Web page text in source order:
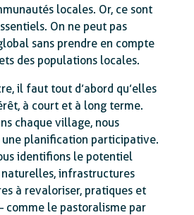
locales. Or, ce sont
On ne peut pas
sans prendre en compte
des populations locales.
il faut tout d’abord qu’elles
à court et à long terme.
chaque village, nous
une planification participative.
identifions le potentiel
naturelles, infrastructures
à revaloriser, pratiques et
comme le pastoralisme par